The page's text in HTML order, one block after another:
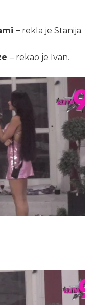
– rekla je Stanija.
– rekao je Ivan.